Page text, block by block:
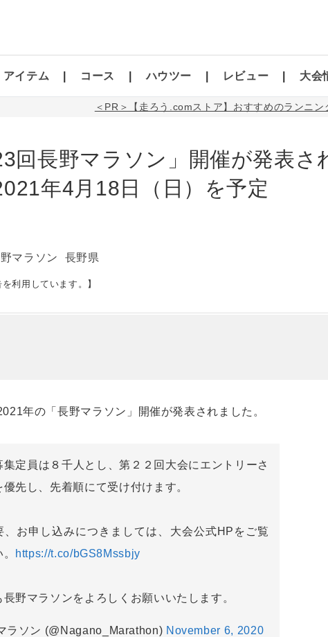
アイテム コース ハウツー レビュー 大会
＜PR＞【走ろう.comストア】おすすめのランニン
回長野マラソン」開催が発表さ
年4月18日（日）を予定
マラソン 長野県
利用しています。】
年の「長野マラソン」開催が発表されました。
集定員は８千人とし、第２２回大会にエントリーさ
優先し、先着順にて受け付けます。
、お申し込みにつきましては、大会公式HPをご覧
https://t.co/bGS8Mssbjy
長野マラソンをよろしくお願いいたします。
ラソン (@Nagano_Marathon) November 6, 2020